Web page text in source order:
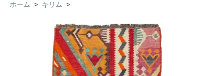
ホーム > キリム >